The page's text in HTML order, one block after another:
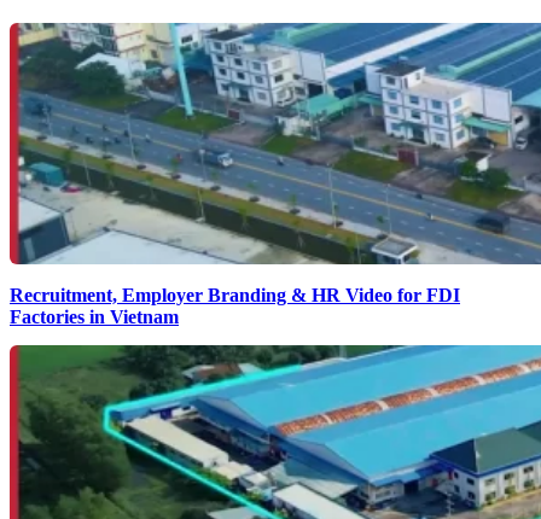
Recruitment, Employer Branding & HR Video for FDI
Factories in Vietnam